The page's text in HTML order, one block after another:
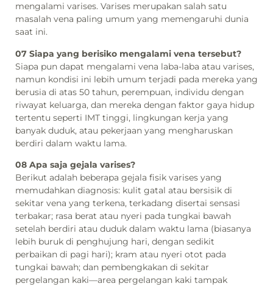
mengalami varises. Varises merupakan salah satu
masalah vena paling umum yang memengaruhi dunia
saat ini.
07 Siapa yang berisiko mengalami vena tersebut?
Siapa pun dapat mengalami vena laba-laba atau varises,
namun kondisi ini lebih umum terjadi pada mereka yang
berusia di atas 50 tahun, perempuan, individu dengan
riwayat keluarga, dan mereka dengan faktor gaya hidup
tertentu seperti IMT tinggi, lingkungan kerja yang
banyak duduk, atau pekerjaan yang mengharuskan
berdiri dalam waktu lama.
08 Apa saja gejala varises?
Berikut adalah beberapa gejala fisik varises yang
memudahkan diagnosis: kulit gatal atau bersisik di
sekitar vena yang terkena, terkadang disertai sensasi
terbakar; rasa berat atau nyeri pada tungkai bawah
setelah berdiri atau duduk dalam waktu lama (biasanya
lebih buruk di penghujung hari, dengan sedikit
perbaikan di pagi hari); kram atau nyeri otot pada
tungkai bawah; dan pembengkakan di sekitar
pergelangan kaki—area pergelangan kaki tampak